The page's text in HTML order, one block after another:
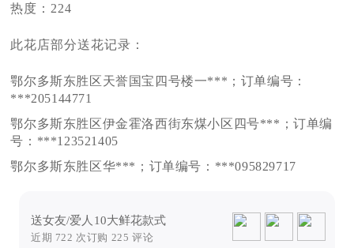
热度：224
此花店部分送花记录：
鄂尔多斯东胜区天誉国宝四号楼一***；订单编号：
***205144771
鄂尔多斯东胜区伊金霍洛西街东煤小区四号***；订单编
号：***123521405
鄂尔多斯东胜区华***；订单编号：***095829717
送女友/爱人10大鲜花款式
近期 722 次订购 225 评论